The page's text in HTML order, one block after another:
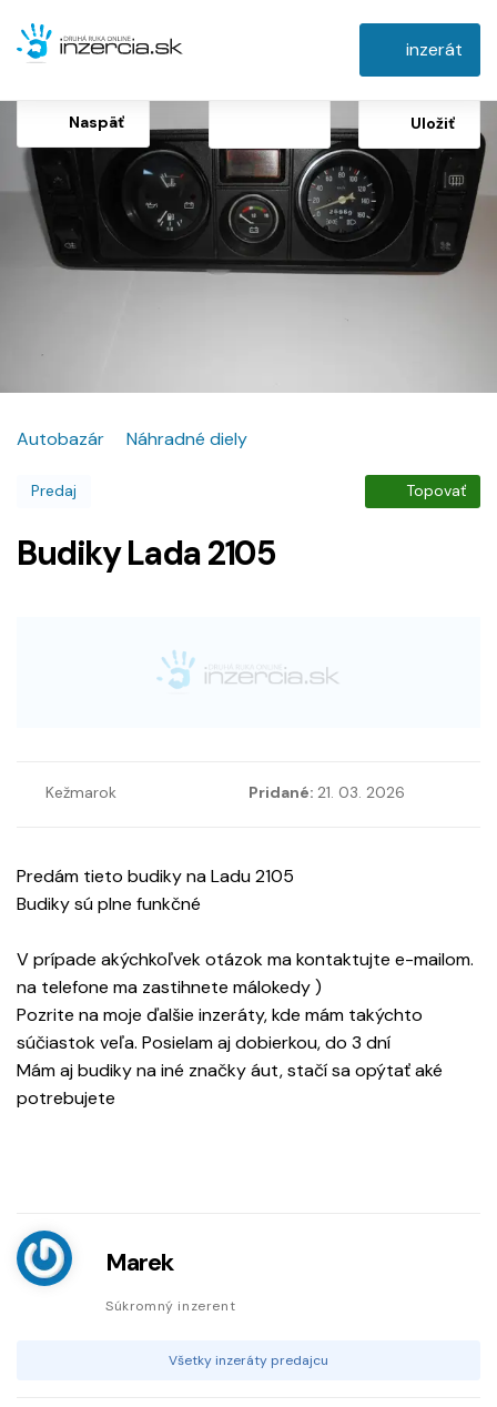
inzerát
Naspäť Uložiť
Autobazár Náhradné diely
Predaj Topovať
Budiky Lada 2105
Kežmarok Pridané: 21. 03. 2026
Predám tieto budiky na Ladu 2105
Budiky sú plne funkčné
V prípade akýchkoľvek otázok ma kontaktujte e-mailom.
na telefone ma zastihnete málokedy )
Pozrite na moje ďalšie inzeráty, kde mám takýchto
súčiastok veľa. Posielam aj dobierkou, do 3 dní
Mám aj budiky na iné značky áut, stačí sa opýtať aké
potrebujete
Marek
Súkromný inzerent
Všetky inzeráty predajcu